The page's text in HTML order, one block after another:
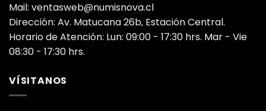
Mail: ventasweb@numisnova.cl
Dirección: Av. Matucana 26b, Estación Central.
Horario de Atención: Lun: 09:00 - 17:30 hrs. Mar - Vie
08:30 - 17:30 hrs.
VÍSITANOS